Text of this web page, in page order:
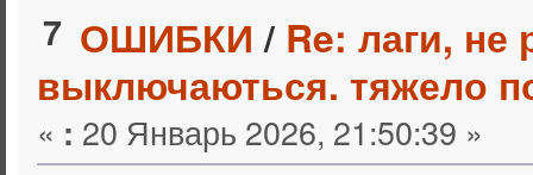
7 ОШИБКИ / Re: лаги, не
выключаються. тяжело
« : 20 Январь 2026, 21:50:39 »